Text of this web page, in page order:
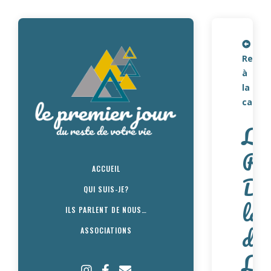
ACCUEIL
QUI SUIS-JE?
ILS PARLENT DE NOUS…
ASSOCIATIONS
Retour
à
la
carte
de